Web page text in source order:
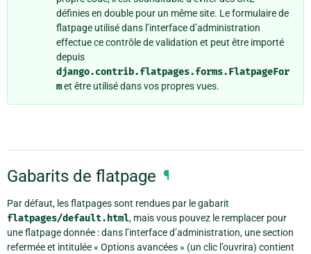
définies en double pour un même site. Le formulaire de
flatpage utilisé dans l’interface d’administration
effectue ce contrôle de validation et peut être importé
depuis
django.contrib.flatpages.forms.FlatpageFor
met être utilisé dans vos propres vues.
Gabarits de flatpage ¶
Par défaut, les flatpages sont rendues par le gabarit
flatpages/default.html, mais vous pouvez le remplacer pour
une flatpage donnée : dans l’interface d’administration, une section
refermée et intitulée « Options avancées » (un clic l’ouvrira) contient